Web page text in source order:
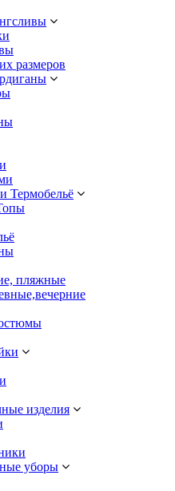
размеров
Термобельё
пляжные
изделия
уборы